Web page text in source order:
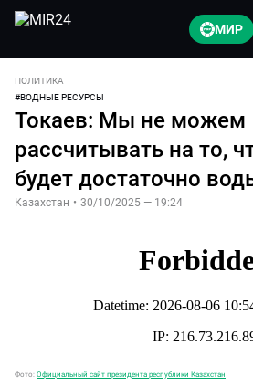
МИР
ПОЛИТИКА
#ВОДНЫЕ РЕСУРСЫ
Токаев: Мы не можем
рассчитывать на то,
будет достаточно
Казахстан • 30/10/2025 — 19:24
Фото: Официальный сайт президента республики Казахстан